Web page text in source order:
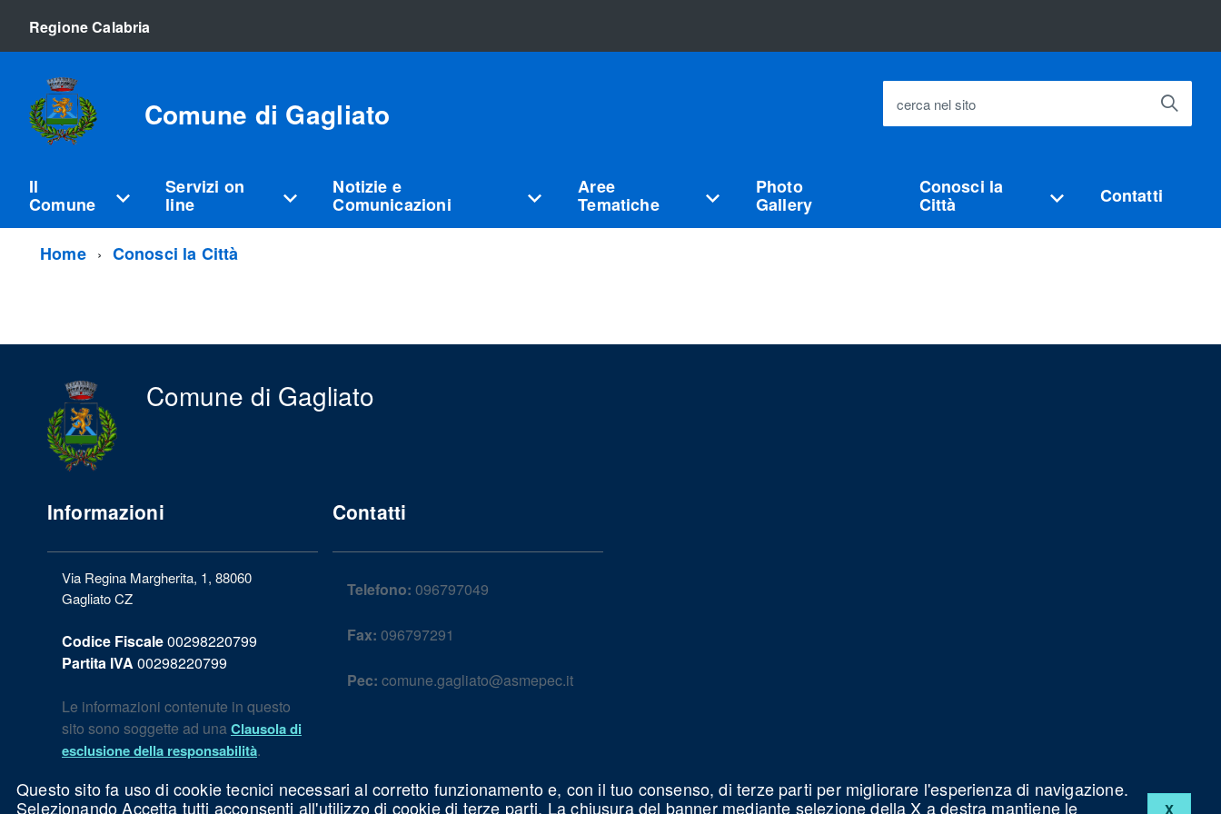
X
Questo sito fa uso di cookie tecnici necessari al corretto funzionamento e, con il tuo consenso, di terze parti per migliorare l'esperienza di navigazione.
Selezionando Accetta tutti acconsenti all'utilizzo di cookie di terze parti. La chiusura del banner mediante selezione della X a destra mantiene le
Regione Calabria
Comune di Gagliato cerca nel sito
Il
Comune
Servizi on
line
Notizie e
Comunicazioni
Aree
Tematiche
Photo
Gallery
Conosci la
Città Contatti
Home Conosci la Città
Comune di Gagliato
Informazioni
Via Regina Margherita, 1, 88060
Gagliato CZ
Codice Fiscale00298220799
Partita IVA 00298220799
Le informazioni contenute in questo
sito sono soggette ad unaClausola di
esclusione della responsabilità.
Contatti
Telefono: 096797049
Fax: 096797291
Pec: comune.gagliato@asmepec.it